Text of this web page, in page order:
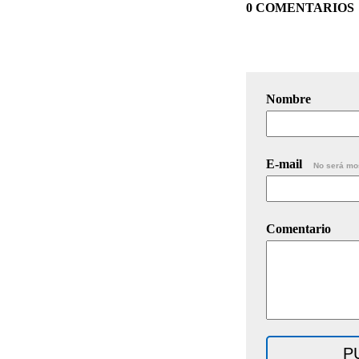
0 COMENTARIOS
Nombre
E-mail No será
Comentario